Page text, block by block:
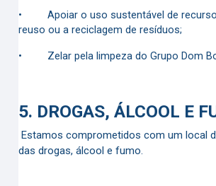
•Apoiar o uso sustentável de
reuso ou a reciclagem de resíduos;
• Zelar pela limpeza do Grupo Dom
5. DROGAS, ÁLCOOL E
Estamos comprometidos com um local
das drogas, álcool e fumo.